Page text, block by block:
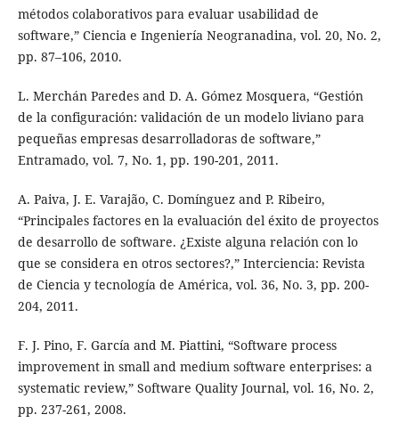
métodos colaborativos para evaluar usabilidad de
software,” Ciencia e Ingeniería Neogranadina, vol. 20, No. 2,
pp. 87–106, 2010.
L. Merchán Paredes and D. A. Gómez Mosquera, “Gestión
de la configuración: validación de un modelo liviano para
pequeñas empresas desarrolladoras de software,”
Entramado, vol. 7, No. 1, pp. 190-201, 2011.
A. Paiva, J. E. Varajão, C. Domínguez and P. Ribeiro,
“Principales factores en la evaluación del éxito de proyectos
de desarrollo de software. ¿Existe alguna relación con lo
que se considera en otros sectores?,” Interciencia: Revista
de Ciencia y tecnología de América, vol. 36, No. 3, pp. 200-
204, 2011.
F. J. Pino, F. García and M. Piattini, “Software process
improvement in small and medium software enterprises: a
systematic review,” Software Quality Journal, vol. 16, No. 2,
pp. 237-261, 2008.